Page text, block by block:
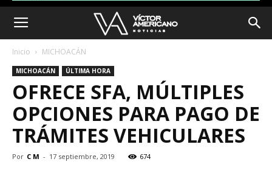
Inicio MICHOACÁN
MICHOACÁN ÚLTIMA HORA
OFRECE SFA, MÚLTIPLES
OPCIONES PARA PAGO DE
TRÁMITES VEHICULARES
Por C M - 17 septiembre, 2019 674